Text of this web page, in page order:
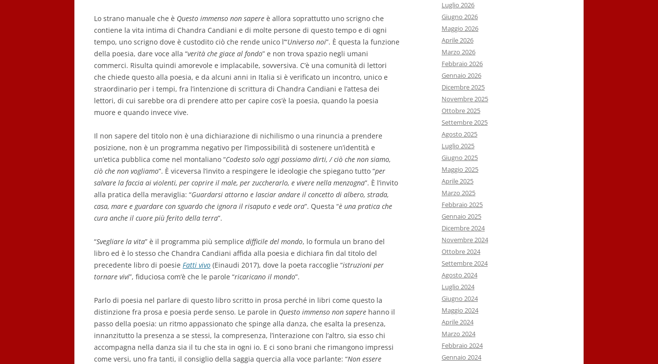
Lo strano manuale che è Questo immenso non sapere è allora soprattutto uno scrigno che
contiene la vita intima di Chandra Candiani e di molte persone di questo tempo e di ogni
tempo, uno scrigno dove è custodito ciò che rende unico l’“Universo noi”. È questa la funzione
della poesia, dare voce alla “verità che giace al fondo” e non trova spazio negli umani
commerci. Risulta quindi amorevole e implacabile, sovversiva. C’è una comunità di lettori
che chiede questo alla poesia, e da alcuni anni in Italia si è verificato un incontro, unico e
straordinario per i tempi, fra l’intenzione di scrittura di Chandra Candiani e l’attesa dei
lettori, di cui sarebbe ora di prendere atto per capire cos’è la poesia, quando la poesia
muore e quando invece vive.
Il non sapere del titolo non è una dichiarazione di nichilismo o una rinuncia a prendere
posizione, non è un programma negativo per l’impossibilità di sostenere un’identità e
un’etica pubblica come nel montaliano “Codesto solo oggi possiamo dirti, / ciò che non siamo,
ciò che non vogliamo”. È viceversa l’invito a respingere le ideologie che spiegano tutto “per
salvare la faccia ai violenti, per coprire il male, per zuccherarlo, e vivere nella menzogna”. È l’invito
alla pratica della meraviglia: “Guardarsi attorno e lasciar andare il concetto di albero, strada,
casa, mare e guardare con sguardo che ignora il risaputo e vede ora”. Questa “è una pratica che
cura anche il cuore più ferito della terra”.
“Svegliare la vita” è il programma più semplice difficile del mondo, lo formula un brano del
libro ed è lo stesso che Chandra Candiani affida alla poesia e dichiara fin dal titolo del
precedente libro di poesie Fatti vivo (Einaudi 2017), dove la poeta raccoglie “istruzioni per
tornare vivi”, fiduciosa com’è che le parole “ricaricano il mondo”.
Parlo di poesia nel parlare di questo libro scritto in prosa perché in libri come questo la
distinzione fra prosa e poesia perde senso. Le parole in Questo immenso non sapere hanno il
passo della poesia: un ritmo appassionato che spinge alla danza, che esalta la presenza,
innanzitutto la presenza a se stessi, la compresenza, l’interazione con l’altro, sia esso chi
accompagna nella danza sia il tu che sta in ogni io. E ci sono brani che rimangono impressi
come versi, uno fra tanti, il consiglio della saggia quercia alla voce parlante: “Non essere
Luglio 2026
Giugno 2026
Maggio 2026
Aprile 2026
Marzo 2026
Febbraio 2026
Gennaio 2026
Dicembre 2025
Novembre 2025
Ottobre 2025
Settembre 2025
Agosto 2025
Luglio 2025
Giugno 2025
Maggio 2025
Aprile 2025
Marzo 2025
Febbraio 2025
Gennaio 2025
Dicembre 2024
Novembre 2024
Ottobre 2024
Settembre 2024
Agosto 2024
Luglio 2024
Giugno 2024
Maggio 2024
Aprile 2024
Marzo 2024
Febbraio 2024
Gennaio 2024